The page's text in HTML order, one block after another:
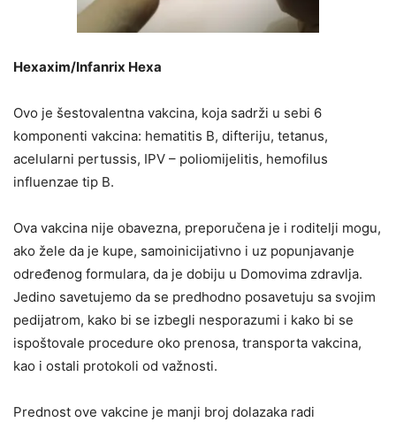
Hexaxim/Infanrix Hexa
Ovo je šestovalentna vakcina, koja sadrži u sebi 6
komponenti vakcina: hematitis B, difteriju, tetanus,
acelularni pertussis, IPV – poliomijelitis, hemofilus
influenzae tip B.
Ova vakcina nije obavezna, preporučena je i roditelji mogu,
ako žele da je kupe, samoinicijativno i uz popunjavanje
određenog formulara, da je dobiju u Domovima zdravlja.
Jedino savetujemo da se predhodno posavetuju sa svojim
pedijatrom, kako bi se izbegli nesporazumi i kako bi se
ispoštovale procedure oko prenosa, transporta vakcina,
kao i ostali protokoli od važnosti.
Prednost ove vakcine je manji broj dolazaka radi